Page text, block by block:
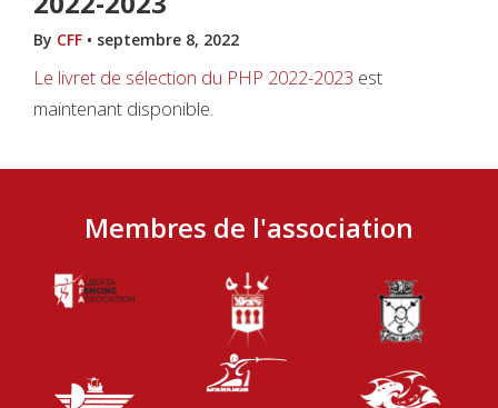
By CFF • septembre 8, 2022
Le livret de sélection du PHP 2022-2023 est
maintenant disponible.
Membres de l'association